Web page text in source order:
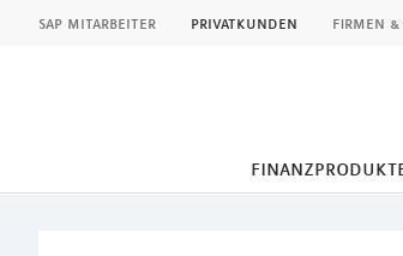
sap mitarbeiter privatkunden firmen